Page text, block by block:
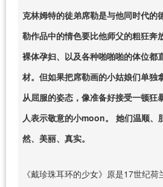
克林姆特的徒弟席勒是与他同时代的
勒作品中的情色要比他师父的粗狂奔
裸体孕妇、以及各种啪啪啪的体位都
材。但如果把席勒画的小姑娘们单独
从屈服的姿态，像准备好接受一顿狂
人表示敬意的小moon。 她们温顺、
然、美丽、真实。
《戴珍珠耳环的少女》原是17世纪荷